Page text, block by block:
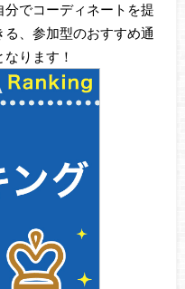
でコーディネートを提
、参加型のおすすめ通
ります！